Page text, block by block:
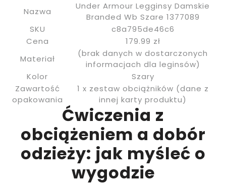
Nazwa
Under Armour Legginsy Damskie
Branded Wb Szare 1377089
SKU
c8a795de46c6
Cena
179.99 zł
Materiał
(brak danych w dostarczonych
informacjach dla leginsów)
Kolor
Szary
Zawartość
opakowania
1 x zestaw obciążników (dane z
innej karty produktu)
Ćwiczenia z
obciążeniem a dobór
odzieży: jak myśleć o
wygodzie